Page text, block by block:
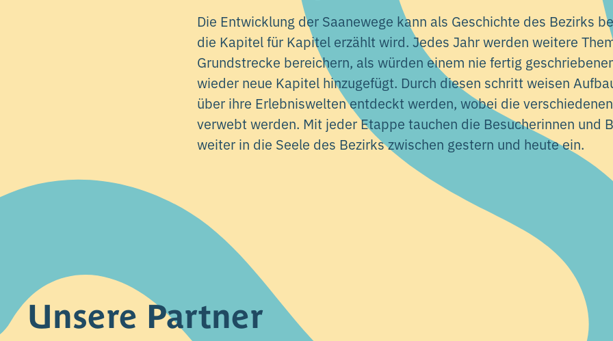
Die Entwicklung der Saanewege kann als Geschichte des Bezirks
die Kapitel für Kapitel erzählt wird. Jedes Jahr werden weitere
Grundstrecke bereichern, als würden einem nie fertig
wieder neue Kapitel hinzugefügt. Durch diesen schritt weisen
über ihre Erlebniswelten entdeckt werden, wobei die
verwebt werden. Mit jeder Etappe tauchen die Besucherinnen und
weiter in die Seele des Bezirks zwischen gestern und heute ein.
Unsere Partner